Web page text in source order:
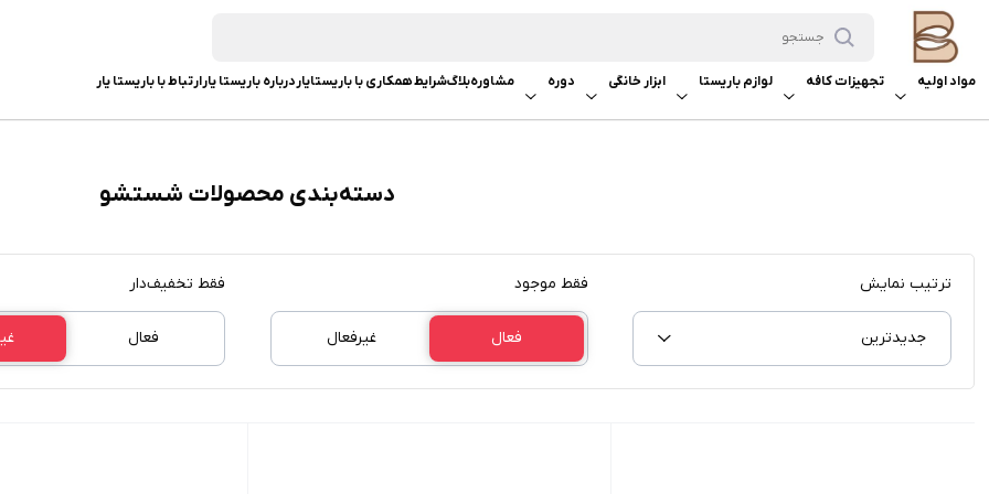
مواد اولیه تجهیزات کافه لوازم باریستا ابزار خانگی دوره مشاورهبلاگشرایط همکاری با باریستایاردرباره باریستا یارارتباط با باریستا یار
دسته‌بندی محصولات شستشو
ترتیب نمایش
جدیدترین
فقط موجود
فعال غیرفعال
فقط تخفیف‌دار
فعال